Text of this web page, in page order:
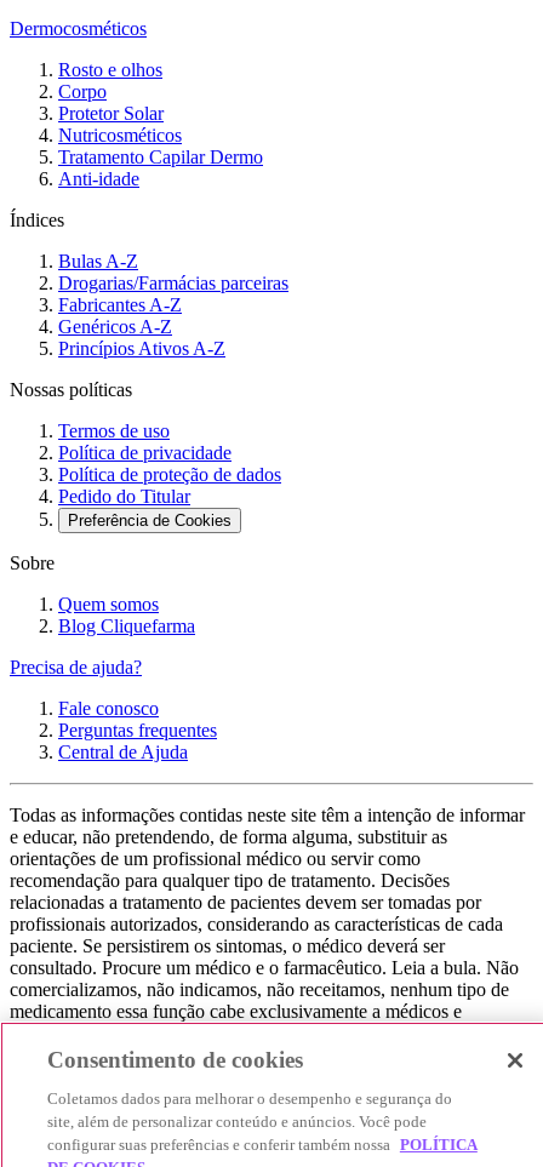
Dermocosméticos
Rosto e olhos
Corpo
Protetor Solar
Nutricosméticos
Tratamento Capilar Dermo
Anti-idade
Índices
Bulas A-Z
Drogarias/Farmácias parceiras
Fabricantes A-Z
Genéricos A-Z
Princípios Ativos A-Z
Nossas políticas
Termos de uso
Política de privacidade
Política de proteção de dados
Pedido do Titular
Preferência de Cookies
Sobre
Quem somos
Blog Cliquefarma
Precisa de ajuda?
Fale conosco
Perguntas frequentes
Central de Ajuda
Todas as informações contidas neste site têm a intenção de informar
e educar, não pretendendo, de forma alguma, substituir as
orientações de um profissional médico ou servir como
recomendação para qualquer tipo de tratamento. Decisões
relacionadas a tratamento de pacientes devem ser tomadas por
profissionais autorizados, considerando as características de cada
paciente. Se persistirem os sintomas, o médico deverá ser
consultado. Procure um médico e o farmacêutico. Leia a bula. Não
comercializamos, não indicamos, não receitamos, nenhum tipo de
medicamento essa função cabe exclusivamente a médicos e
consultar seu médico. Não somos uma loja ou marketplace, ou seja,
que você encontre o preço mais barato, comparando os preços de
produtos farmacêuticos. Contribuímos e damos auxílio para que sua
experiência seja bem-sucedida, mas a finalização da compra
Consentimento de cookies
Coletamos dados para melhorar o desempenho e segurança do
site, além de personalizar conteúdo e anúncios. Você pode
configurar suas preferências e conferir também nossa POLÍTICA